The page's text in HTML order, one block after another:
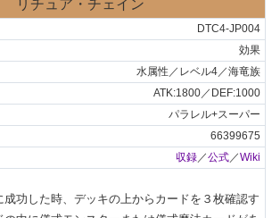
リチュア・チェイン
DTC4-JP004
効果
水属性／レベル4／海竜族
ATK:1800／DEF:1000
パラレル+スーパー
66399675
収録／公式／Wiki
成功した時、デッキの上からカードを３枚確認す